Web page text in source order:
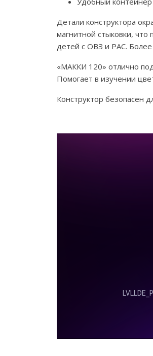
Детали конструктора
магнитной стыковки,
детей с ОВЗ и РАС.
«МАККИ 120» отлично
Помогает в изучении
Конструктор безопасен